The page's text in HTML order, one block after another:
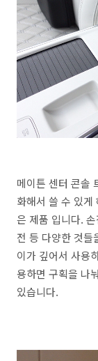
메이튼 센터 콘솔
화해서 쓸 수 있게
은 제품 입니다.
전 등 다양한 것들
이가 깊어서 사용
용하면 구획을 나
있습니다.